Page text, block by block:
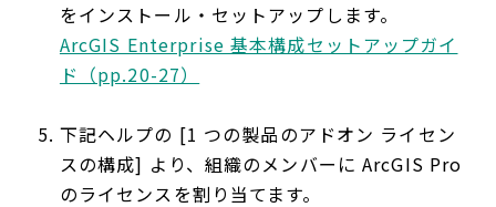
をインストール・セットアップします。
ArcGIS Enterprise 基本構成セットアップガイ
ド（pp.20-27）
下記ヘルプの [1 つの製品のアドオン ライセン
スの構成] より、組織のメンバーに ArcGIS Pro
のライセンスを割り当てます。